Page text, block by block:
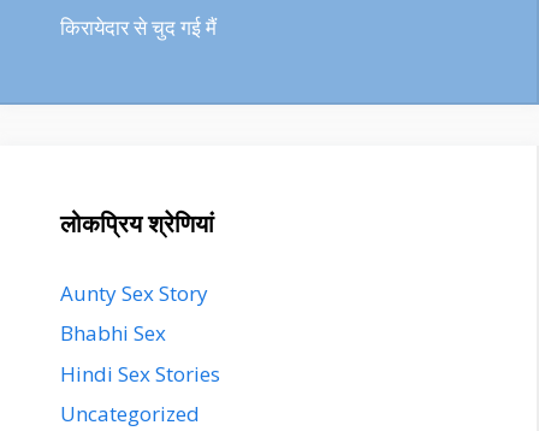
किरायेदार से चुद गई मैं
लोकप्रिय श्रेणियां
Aunty Sex Story
Bhabhi Sex
Hindi Sex Stories
Uncategorized